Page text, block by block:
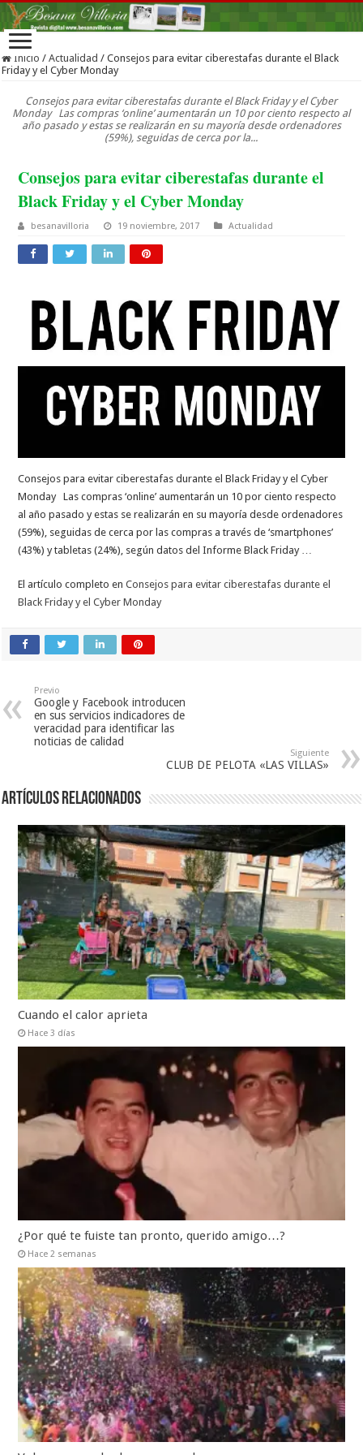
Inicio / Actualidad / Consejos para evitar ciberestafas durante el Black
Friday y el Cyber Monday
Consejos para evitar ciberestafas durante el Black Friday y el Cyber
Monday Las compras ‘online’ aumentarán un 10 por ciento respecto al
año pasado y estas se realizarán en su mayoría desde ordenadores
(59%), seguidas de cerca por la...
Consejos para evitar ciberestafas durante el
Black Friday y el Cyber Monday
besanavilloria 19 noviembre, 2017 Actualidad
Consejos para evitar ciberestafas durante el Black Friday y el Cyber
Monday Las compras ‘online’ aumentarán un 10 por ciento respecto
al año pasado y estas se realizarán en su mayoría desde ordenadores
(59%), seguidas de cerca por las compras a través de ‘smartphones’
(43%) y tabletas (24%), según datos del Informe Black Friday …
El artículo completo enConsejos para evitar ciberestafas durante el
Black Friday y el Cyber Monday
Previo
Google y Facebook introducen
en sus servicios indicadores de
veracidad para identificar las
noticias de calidad
Siguiente
CLUB DE PELOTA «LAS VILLAS»
Artículos relacionados
Cuando el calor aprieta
Hace 3 días
¿Por qué te fuiste tan pronto, querido amigo…?
Hace 2 semanas